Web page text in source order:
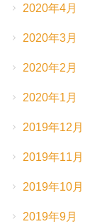
2020年4月
2020年3月
2020年2月
2020年1月
2019年12月
2019年11月
2019年10月
2019年9月